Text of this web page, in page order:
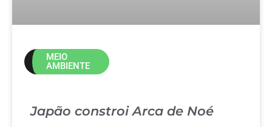
MEIO
AMBIENTE
Japão constroi Arca de Noé